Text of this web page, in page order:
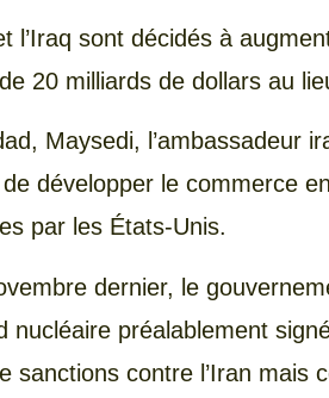
l’Iraq sont décidés à
20 milliards de dollars au
Maysedi, l’ambassadeur
développer le commerce
par les États-Unis.
dernier, le
nucléaire préalablement
sanctions contre l’Iran mais